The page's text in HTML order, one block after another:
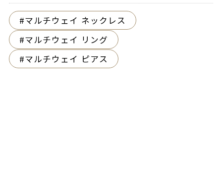
マルチウェイ ネックレス
マルチウェイ リング
マルチウェイ ピアス